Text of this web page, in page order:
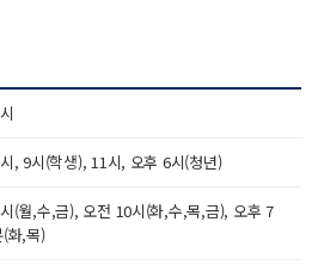
, 9시(학생), 11시, 오후 6시(청년)
(월,수,금), 오전 10시(화,수,목,금), 오후 7
화,목)